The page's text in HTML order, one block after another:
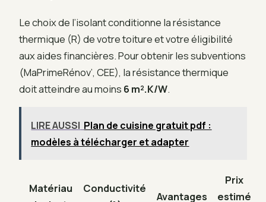
Le choix de l’isolant conditionne la résistance
thermique (R) de votre toiture et votre éligibilité
aux aides financières. Pour obtenir les subventions
(MaPrimeRénov’, CEE), la résistance thermique
doit atteindre au moins 6 m².K/W.
LIRE AUSSI Plan de cuisine gratuit pdf :
modèles à télécharger et adapter
Matériau
Conductivité
Avantages
Prix
estimé